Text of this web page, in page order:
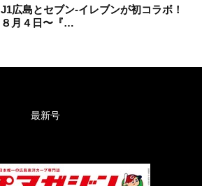
J1広島とセブン-イレブンが初コラボ！
８月４日〜『…
最新号